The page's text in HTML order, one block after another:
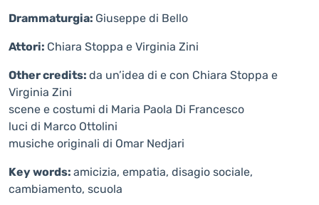
Drammaturgia: Giuseppe di Bello
Attori: Chiara Stoppa e Virginia Zini
Other credits: da un’idea di e con Chiara Stoppa e
Virginia Zini
scene e costumi di Maria Paola Di Francesco
luci di Marco Ottolini
musiche originali di Omar Nedjari
Key words: amicizia, empatia, disagio sociale,
cambiamento, scuola